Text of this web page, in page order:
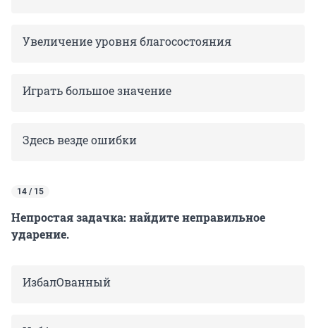
Увеличение уровня благосостояния
Играть большое значение
Здесь везде ошибки
14 / 15
Непростая задачка: найдите неправильное
ударение.
ИзбалОванный